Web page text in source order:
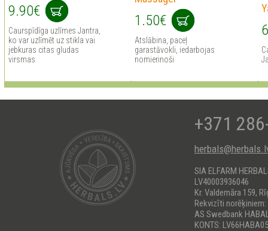
9.90€
Сaurspīdīga uzlīmes Jantra,
ko var uzlīmēt uz stikla vai
jebkuras citas gludas
virsmas
1.50€
Atslābina, paceļ
garastāvokli, iedarbojas
nomierinoši
+371
SIA ELFARM
LV40003936046
Kr. Valdemāra 159,
Rekvizīti norēķiniem:
AS Swedbank
KONTS: